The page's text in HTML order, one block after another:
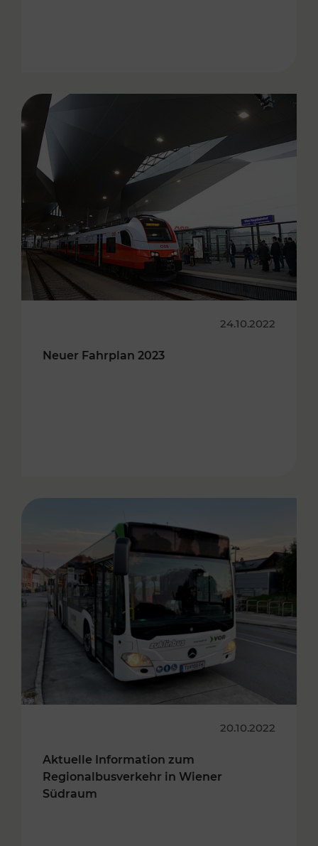
24.10.2022
Neuer Fahrplan 2023
20.10.2022
Aktuelle Information zum
Regionalbusverkehr in Wiener
Südraum